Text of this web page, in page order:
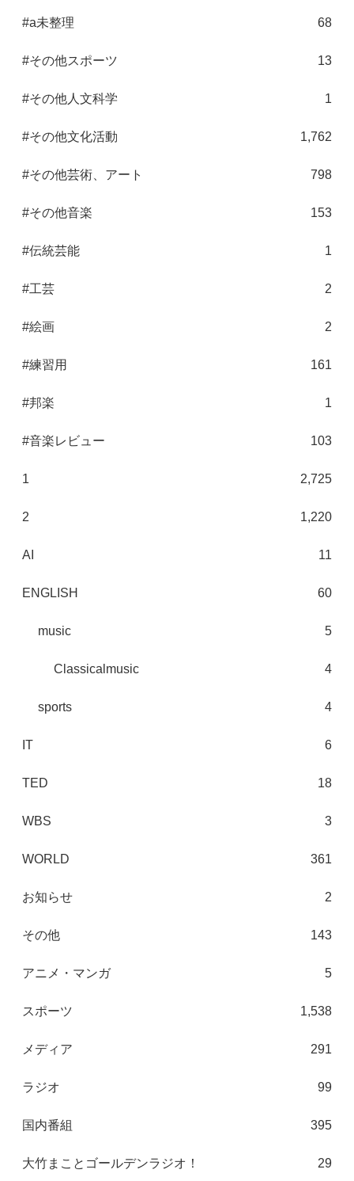
#a未整理 68
#その他スポーツ 13
#その他人文科学 1
#その他文化活動 1,762
#その他芸術、アート 798
#その他音楽 153
#伝統芸能 1
#工芸 2
#絵画 2
#練習用 161
#邦楽 1
#音楽レビュー 103
1 2,725
2 1,220
AI 11
ENGLISH 60
music 5
Classicalmusic 4
sports 4
IT 6
TED 18
WBS 3
WORLD 361
お知らせ 2
その他 143
アニメ・マンガ 5
スポーツ 1,538
メディア 291
ラジオ 99
国内番組 395
大竹まことゴールデンラジオ！ 29